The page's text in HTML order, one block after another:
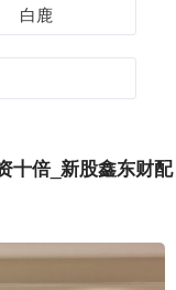
白鹿
十倍_新股鑫东财配